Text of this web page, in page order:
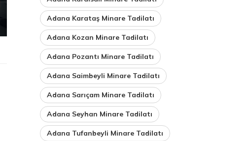
Adana Karataş Minare Tadilatı
Adana Kozan Minare Tadilatı
Adana Pozantı Minare Tadilatı
Adana Saimbeyli Minare Tadilatı
Adana Sarıçam Minare Tadilatı
Adana Seyhan Minare Tadilatı
Adana Tufanbeyli Minare Tadilatı